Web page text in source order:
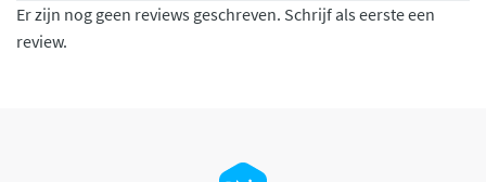
Er zijn nog geen reviews geschreven. Schrijf als eerste een
review.